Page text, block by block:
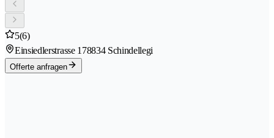
5(6)
Einsiedlerstrasse 178834 Schindellegi
Offerte anfragen